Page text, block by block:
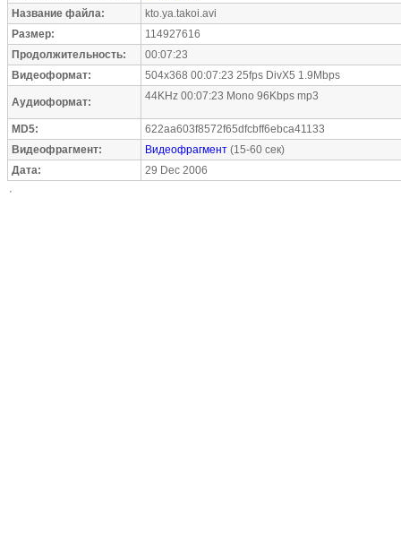
Название файла:
kto.ya.takoi.avi
Размер:
114927616
Продолжительность:
00:07:23
Видеоформат:
504x368 00:07:23 25fps DivX5 1.9Mbps
Аудиоформат: 44KHz 00:07:23 Mono 96Kbps mp3
MD5:
622aa603f8572f65dfcbff6ebca41133
Видеофрагмент:
Видеофрагмент (15-60 сек)
Дата:
29 Dec 2006